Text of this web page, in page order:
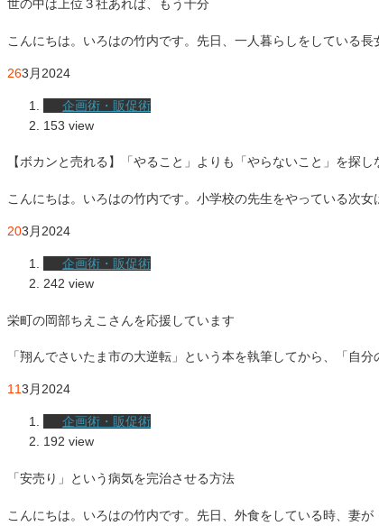
世の中は上位３社あれば、もう十分
こんにちは。いろはの竹内です。先日、一人暮らしをしている
263月 2024
企画術・販促術
153 view
【ボカンと売れる】「やること」よりも「やらないこと」を探し
こんにちは。いろはの竹内です。小学校の先生をやっている次
203月 2024
企画術・販促術
242 view
栄町の岡部ちえこさんを応援しています
「翔んでさいたま市の大逆転」という本を執筆してから、「自
113月2024
企画術・販促術
192 view
「安売り」という病気を完治させる方法
こんにちは。いろはの竹内です。先日、外食をしている時、妻